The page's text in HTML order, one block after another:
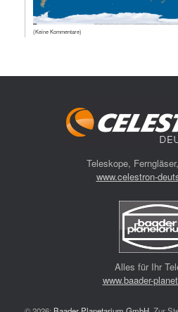
(Keine Kommentare)
Teleskope,
www.celestron-
Alles für Ihr
www.baader-